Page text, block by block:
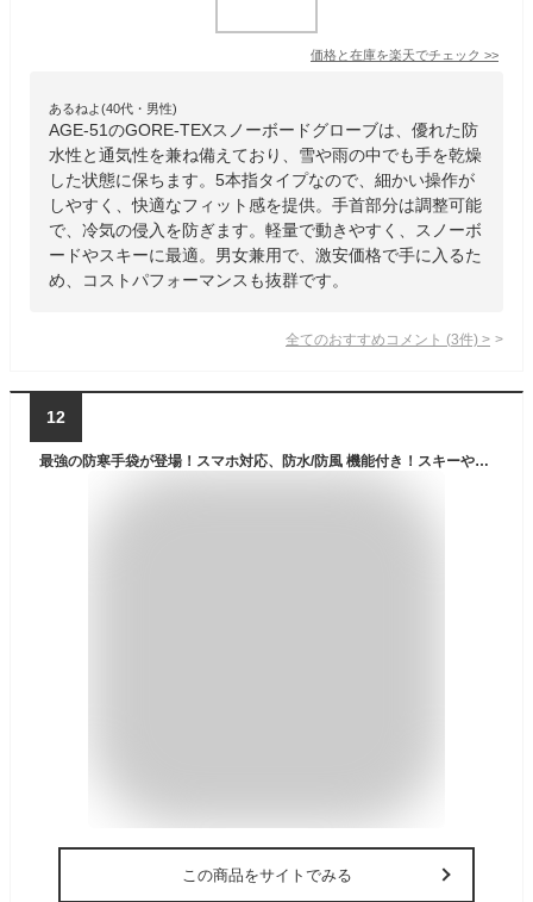
価格と在庫を楽天でチェック >>
あるねよ(40代・男性)
AGE-51のGORE-TEXスノーボードグローブは、優れた防
水性と通気性を兼ね備えており、雪や雨の中でも手を乾燥
した状態に保ちます。5本指タイプなので、細かい操作が
しやすく、快適なフィット感を提供。手首部分は調整可能
で、冷気の侵入を防ぎます。軽量で動きやすく、スノーボ
ードやスキーに最適。男女兼用で、激安価格で手に入るた
め、コストパフォーマンスも抜群です。
全てのおすすめコメント (3件) >
12
最強の防寒手袋が登場！スマホ対応、防水/防風 機能付き！スキーや登山、バイクや自転車などウィンタースポーツでも使える防寒 グローブ メンズ 男性用 [ LAD WEATHER ラドウェザー ] 滑り止め 透湿性 反射ロゴ タッチパネル対応
この商品をサイトでみる